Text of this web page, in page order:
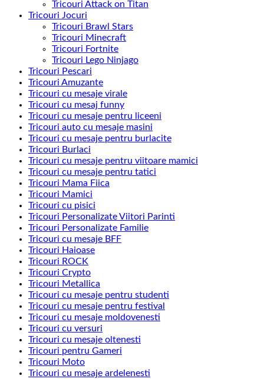
Tricouri Attack on Titan
Tricouri Jocuri
Tricouri Brawl Stars
Tricouri Minecraft
Tricouri Fortnite
Tricouri Lego Ninjago
Tricouri Pescari
Tricouri Amuzante
Tricouri cu mesaje virale
Tricouri cu mesaj funny
Tricouri cu mesaje pentru liceeni
Tricouri auto cu mesaje masini
Tricouri cu mesaje pentru burlacite
Tricouri Burlaci
Tricouri cu mesaje pentru viitoare mamici
Tricouri cu mesaje pentru tatici
Tricouri Mama Fiica
Tricouri Mamici
Tricouri cu pisici
Tricouri Personalizate Viitori Parinti
Tricouri Personalizate Familie
Tricouri cu mesaje BFF
Tricouri Haioase
Tricouri ROCK
Tricouri Crypto
Tricouri Metallica
Tricouri cu mesaje pentru studenti
Tricouri cu mesaje pentru festival
Tricouri cu mesaje moldovenesti
Tricouri cu versuri
Tricouri cu mesaje oltenesti
Tricouri pentru Gameri
Tricouri Moto
Tricouri cu mesaje ardelenesti